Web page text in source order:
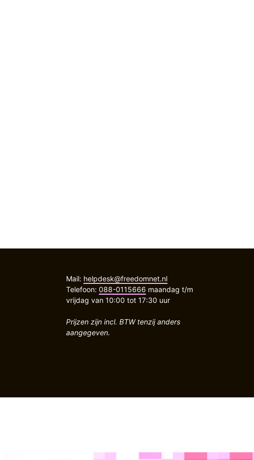
Mail: helpdesk@freedomnet.nl
Telefoon: 088-0115666 maandag t/m
vrijdag van 10:00 tot 17:30 uur
Prijzen zijn incl. BTW tenzij anders
aangegeven.